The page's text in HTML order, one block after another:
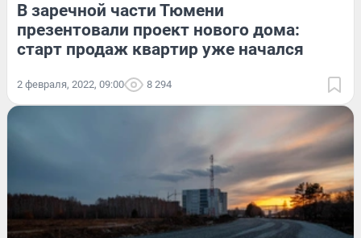
В заречной части Тюмени
презентовали проект нового дома:
старт продаж квартир уже начался
2 февраля, 2022, 09:00 8 294